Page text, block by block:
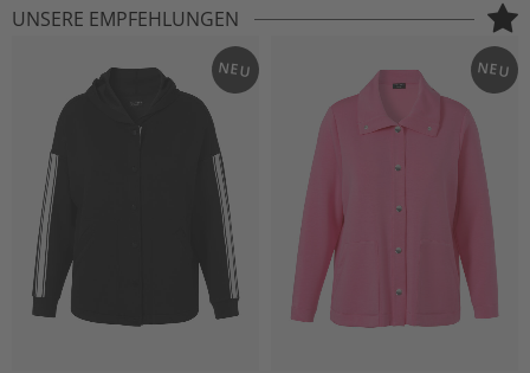
UNSERE EMPFEHLUNGEN
NEU NEU